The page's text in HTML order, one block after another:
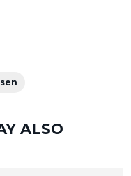
ALSO